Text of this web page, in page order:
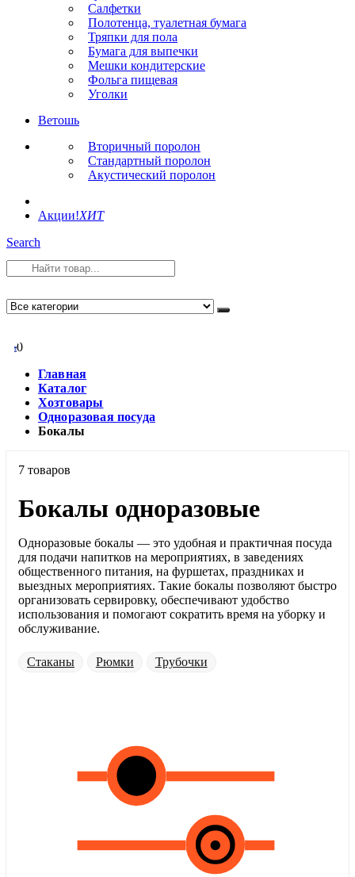
Салфетки
Полотенца, туалетная бумага
Тряпки для пола
Бумага для выпечки
Мешки кондитерские
Фольга пищевая
Уголки
Ветошь
Вторичный поролон
Стандартный поролон
Акустический поролон
Акции!ХИТ
Search
00
Главная
Каталог
Хозтовары
Одноразовая посуда
Бокалы
7 товаров
Бокалы одноразовые
Одноразовые бокалы — это удобная и практичная посуда
для подачи напитков на мероприятиях, в заведениях
общественного питания, на фуршетах, праздниках и
выездных мероприятиях. Такие бокалы позволяют быстро
организовать сервировку, обеспечивают удобство
использования и помогают сократить время на уборку и
обслуживание.
Стаканы Рюмки Трубочки